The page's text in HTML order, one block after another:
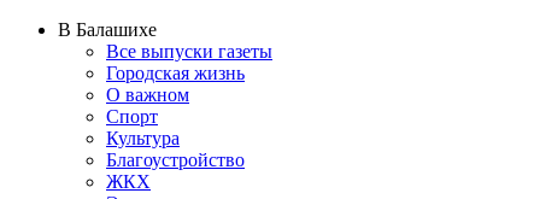
В Балашихе
Все выпуски газеты
Городская жизнь
О важном
Спорт
Культура
Благоустройство
ЖКХ